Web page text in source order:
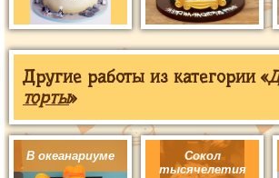
Другие работы из категории «
торты»
В океанариуме
Сокол
тысячелетия